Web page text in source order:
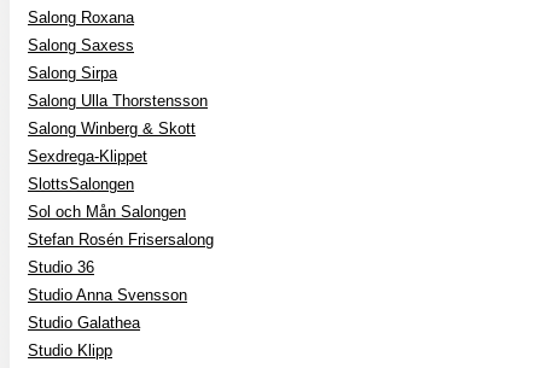
Salong Roxana
Salong Saxess
Salong Sirpa
Salong Ulla Thorstensson
Salong Winberg & Skott
Sexdrega-Klippet
SlottsSalongen
Sol och Mån Salongen
Stefan Rosén Frisersalong
Studio 36
Studio Anna Svensson
Studio Galathea
Studio Klipp